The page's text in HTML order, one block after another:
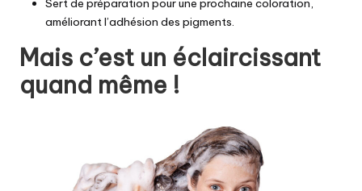
Sert de préparation pour une prochaine coloration,
améliorant l’adhésion des pigments.
Mais c’est un éclaircissant
quand même !